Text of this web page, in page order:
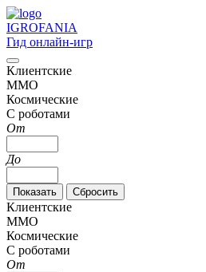
IGROFANIA
Гид онлайн-игр
Клиентские
MMO
Космические
С роботами
От
До
Клиентские
MMO
Космические
С роботами
От